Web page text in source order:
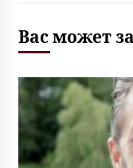
Вас может